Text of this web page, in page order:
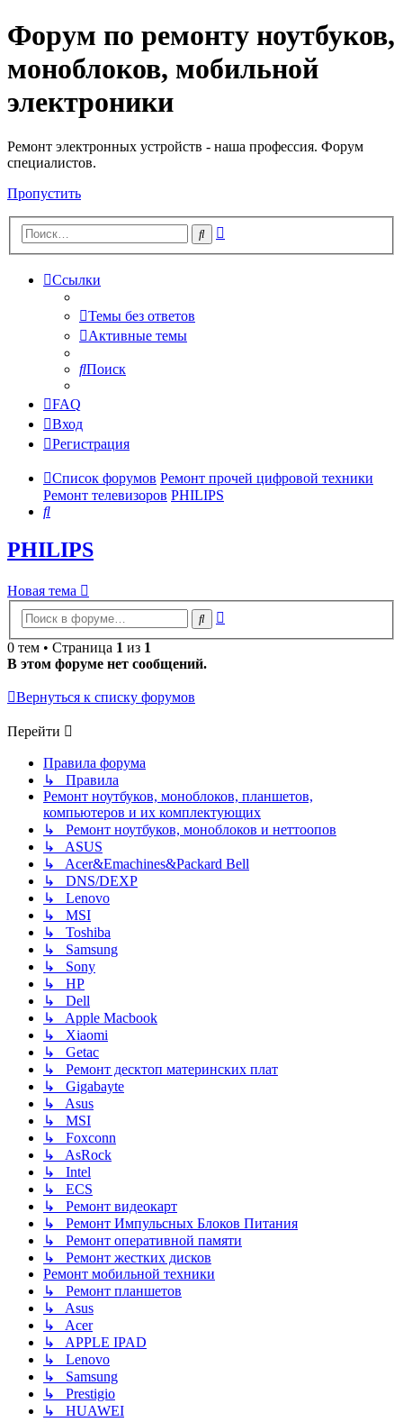
Регистрация
Форум по ремонту ноутбуков,
моноблоков, мобильной
электроники
Ремонт электронных устройств - наша профессия. Форум
специалистов.
Пропустить
Поиск
Ссылки
Темы без ответов
Активные темы
Поиск
FAQ
Вход
Регистрация
Список форумов Ремонт прочей цифровой техники
Ремонт телевизоров PHILIPS
Поиск
PHILIPS
Новая
тема
Новая тема
Поиск
0 тем • Страница 1 из 1
В этом форуме нет сообщений.
Вернуться к списку форумов
Перейти
Правила форума
↳ Правила
Ремонт ноутбуков, моноблоков, планшетов,
компьютеров и их комплектующих
↳ Ремонт ноутбуков, моноблоков и неттоопов
↳ ASUS
↳ Acer&Emachines&Packard Bell
↳ DNS/DEXP
↳ Lenovo
↳ MSI
↳ Toshiba
↳ Samsung
↳ Sony
↳ HP
↳ Dell
↳ Apple Macbook
↳ Xiaomi
↳ Getac
↳ Ремонт десктоп материнских плат
↳ Gigabayte
↳ Asus
↳ MSI
↳ Foxconn
↳ AsRock
↳ Intel
↳ ECS
↳ Ремонт видеокарт
↳ Ремонт Импульсных Блоков Питания
↳ Ремонт оперативной памяти
↳ Ремонт жестких дисков
Ремонт мобильной техники
↳ Ремонт планшетов
↳ Asus
↳ Acer
↳ APPLE IPAD
↳ Lenovo
↳ Samsung
↳ Prestigio
↳ HUAWEI